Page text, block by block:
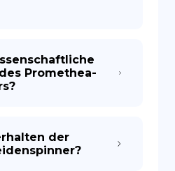
Promethea-
der